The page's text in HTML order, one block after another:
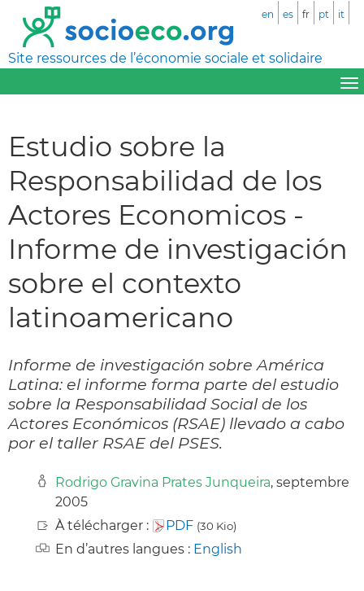
Site ressources de l’économie sociale et solidaire
en es fr pt it
Estudio sobre la
Responsabilidad de los
Actores Economicos -
Informe de investigación
sobre el contexto
latinoamericano
Informe de investigación sobre América
Latina: el informe forma parte del estudio
sobre la Responsabilidad Social de los
Actores Económicos (RSAE) llevado a cabo
por el taller RSAE del PSES.
Rodrigo Gravina Prates Junqueira, septembre
2005
À télécharger :
PDF (30 Kio)
En d’autres langues : English